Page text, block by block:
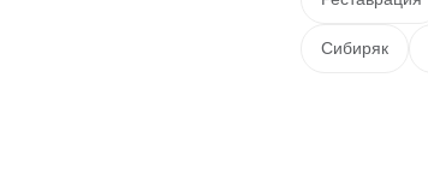
Сибиряк